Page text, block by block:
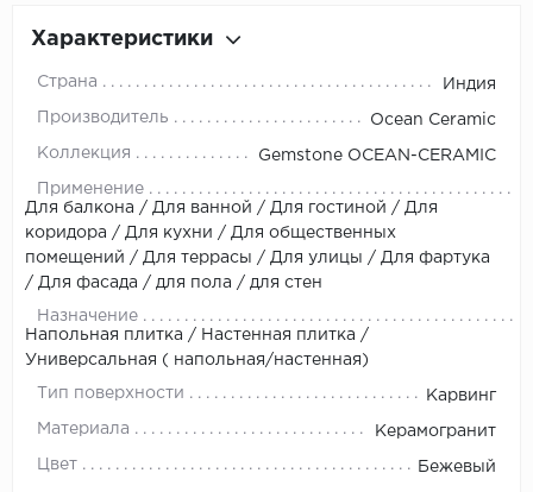
Характеристики
Страна Индия
Производитель Ocean Ceramic
Коллекция Gemstone OCEAN-CERAMIC
Применение
Для балкона / Для ванной / Для гостиной / Для
коридора / Для кухни / Для общественных
помещений / Для террасы / Для улицы / Для фартука
/ Для фасада / для пола / для стен
Назначение
Напольная плитка / Настенная плитка /
Универсальная ( напольная/настенная)
Тип поверхности Карвинг
Материала Керамогранит
Цвет Бежевый